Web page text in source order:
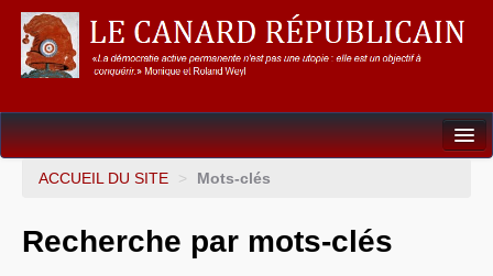
Dossiers
ACCUEIL DU SITE > Mots-clés
Recherche par mots-clés